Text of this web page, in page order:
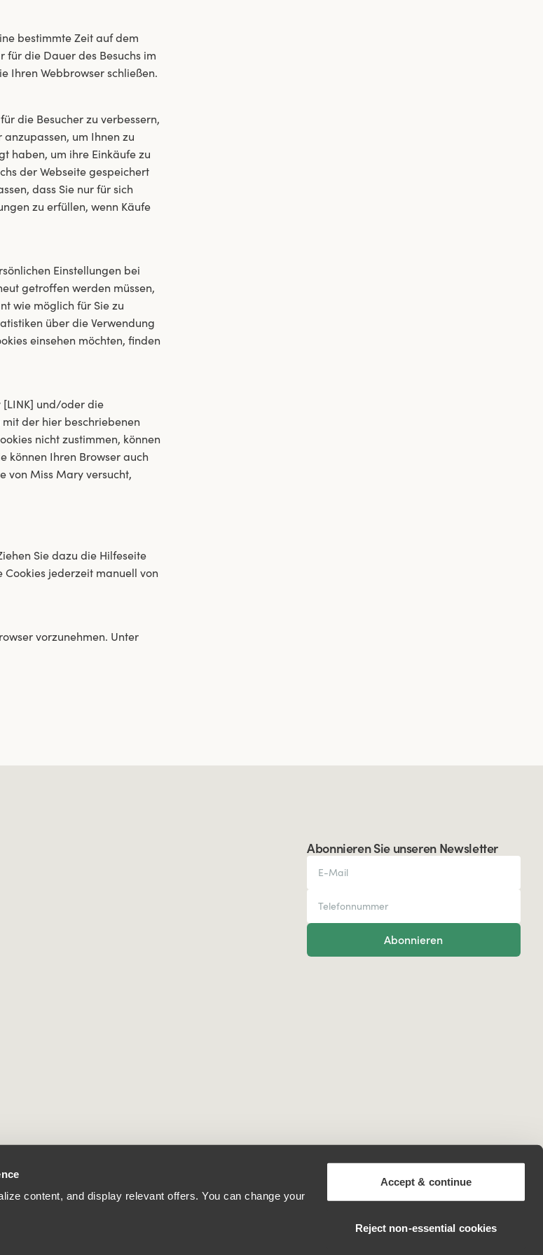
content, and display relevant offers. You can change your
Accept & continue
Reject non‑essential cookies
bestimmte Zeit auf dem
für die Dauer des Besuchs im
Ihren Webbrowser schließen.
die Besucher zu verbessern,
anzupassen, um Ihnen zu
haben, um ihre Einkäufe zu
der Webseite gespeichert
dass Sie nur für sich
zu erfüllen, wenn Käufe
Einstellungen bei
getroffen werden müssen,
wie möglich für Sie zu
über die Verwendung
einsehen möchten, finden
[LINK] und/oder die
der hier beschriebenen
nicht zustimmen, können
können Ihren Browser auch
von Miss Mary versucht,
Sie dazu die Hilfeseite
Cookies jederzeit manuell von
vorzunehmen. Unter
Abonnieren Sie unseren Newsletter
Abonnieren